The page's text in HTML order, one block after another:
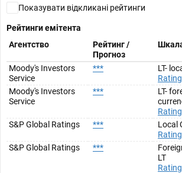
Показувати відкликані рейтинги
Рейтинги емітента
Агентство
Рейтинг /
Прогноз
Moody's Investors
Service
***
LT-
Moody's Investors
Service
***
LT-
S&P Global Ratings ***
Local
S&P Global Ratings ***
LT